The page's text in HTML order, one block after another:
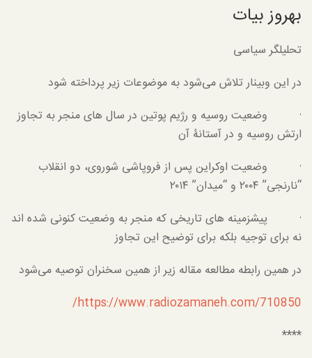
بهروز بیات
تحلیلگر سیاسی
در این وبینار تلاش می‌شود به موضوعات زیر پرداخته شود
· وضعیت روسیه و رژیم پوتین در سال های منجر به تجاوز
ارتش روسیه و در آستانۀ آن
· وضعیت اوکراین پس از فروپاشی شوروی، دو انقلاب
“نارنجی” ۲۰۰۴ و “میدان” ۲۰۱۴
· پیشزمینه های تاریخی که منجر به وضعیت کنونی شده اند
نه برای توجیه بلکه برای توضیح این تجاوز
در همین رابطه مطالعه مقاله زیر از همین سخنران توصیه می‌شود
https://www.radiozamaneh.com/710850/
****